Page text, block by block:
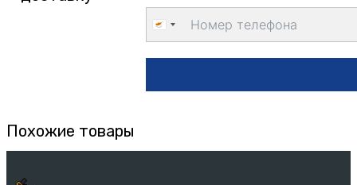
Cyprus
+357
Похожие товары